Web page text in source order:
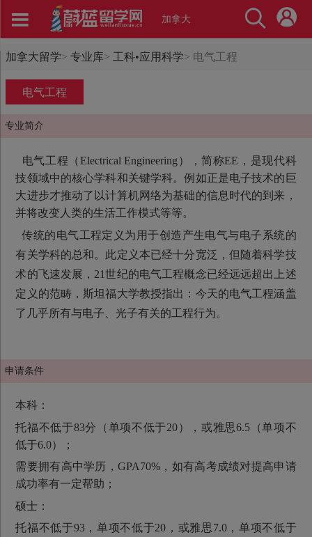
加拿大
加拿大留学> 专业库> 工科•应用科学> 电气工程
电气工程
专业简介
电气工程（Electrical Engineering），简称EE，是现代科
技领域中的核心学科和关键学科。例如正是电子技术的巨
大进步才推动了以计算机网络为基础的信息时代的到来，
并将改变人类的生活工作模式等等。
传统的电气工程定义为用于创造产生电气与电子系统的
有关学科的总和。此定义本已经十分宽泛，但随着科学技
术的飞速发展，21世纪的电气工程概念已经远远超出上述
定义的范畴，斯坦福大学教授指出：今天的电气工程涵盖
了几乎所有与电子、光子有关的工程行为。
申请条件
本科：
托福不低于83分（单项不低于20），或雅思6.5（单项不
低于6.0）；
需要拥有高中学历，GPA70%，如有高考成绩对提高申请
成功率有一定帮助；
硕士：
托福不低于93，单项不低于20，或雅思7.0，单项不低于